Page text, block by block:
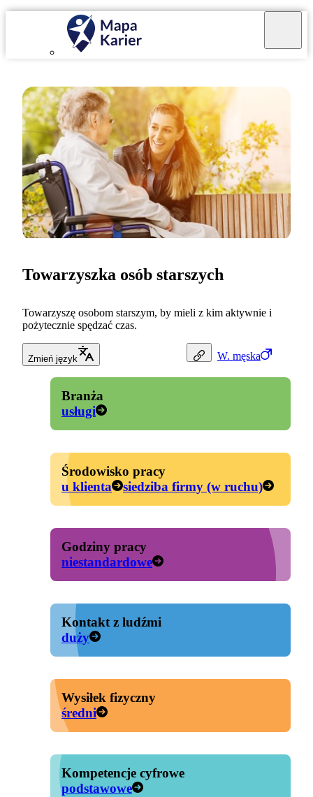
W. męska
Towarzyszka osób starszych
Towarzyszę osobom starszym, by mieli z kim aktywnie i
pożytecznie spędzać czas.
Zmień język
Branża
usługi
Środowisko pracy
u klienta
siedziba firmy (w ruchu)
Godziny pracy
niestandardowe
Kontakt z ludźmi
duży
Wysiłek fizyczny
średni
Kompetencje cyfrowe
podstawowe